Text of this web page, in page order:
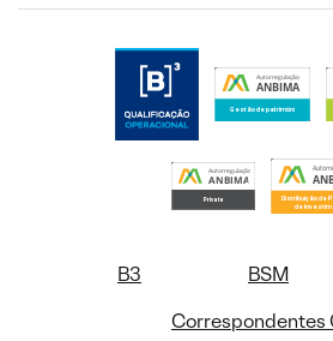
B3 BSM
Correspondentes